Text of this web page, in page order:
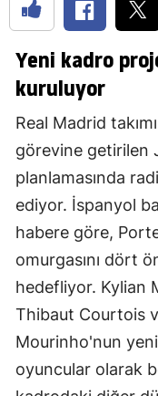
Yeni kadro
kuruluyor
Real Madrid
görevine getirilen
planlamasında
ediyor. İspanyol
habere göre,
omurgasını dört
hedefliyor. Kylian
Thibaut Courtois
Mourinho'nun
oyuncular olarak